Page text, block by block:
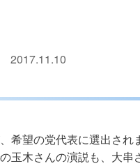
2017.11.10
希望の党代表に選出され
玉木さんの演説も、大串